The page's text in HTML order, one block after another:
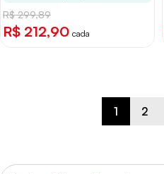
R$ 299,89
R$ 212,90 cada
1 2